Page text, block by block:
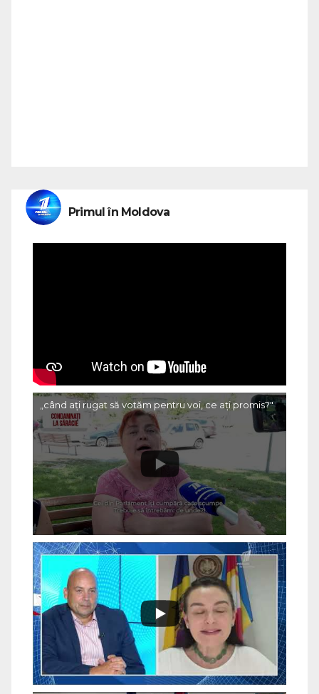
Primul în Moldova
„când ați rugat să votăm pentru voi, ce ați promis?"